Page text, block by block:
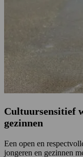
Cultuursensitief
gezinnen
Een open en
jongeren en gezinnen